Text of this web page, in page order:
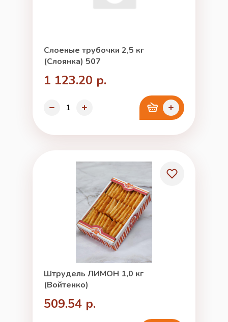
Слоеные трубочки 2,5 кг
(Слоянка) 507
1 123.20 р.
Штрудель ЛИМОН 1,0 кг
(Войтенко)
509.54 р.